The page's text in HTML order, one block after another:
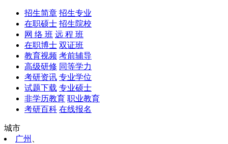
招生简章 招生专业
在职硕士 招生院校
网 络 班 远 程 班
在职博士 双证班
教育视频 考前辅导
高级研修 同等学力
考研资讯 专业学位
试题下载 专业硕士
非学历教育 职业教育
考研百科 在线报名
城市
广州